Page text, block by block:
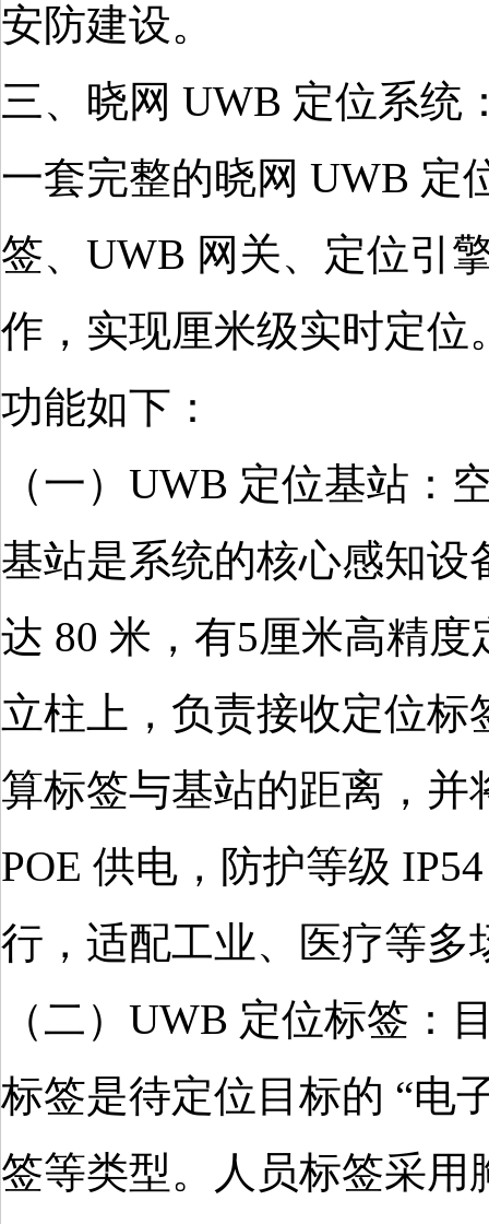
安防建设。
三、晓网 UWB 定位系统
一套完整的晓网 UWB 定
签、UWB 网关、定位引
作，实现厘米级实时定
功能如下：
（一）UWB 定位基站：
基站是系统的核心感知
达 80 米，有5厘米高精
立柱上，负责接收定位
算标签与基站的距离，并
POE 供电，防护等级
行，适配工业、医疗等多
（二）UWB 定位标签：
标签是待定位目标的 “电
签等类型。人员标签采